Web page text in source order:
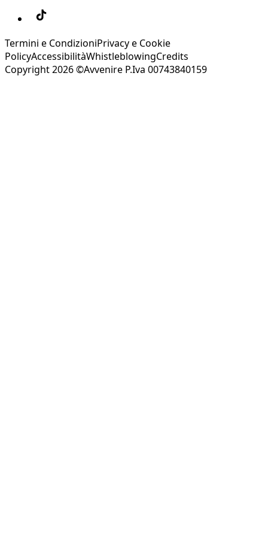
Termini e CondizioniPrivacy e Cookie
PolicyAccessibilitàWhistleblowingCredits
Copyright 2026 ©Avvenire P.Iva 00743840159